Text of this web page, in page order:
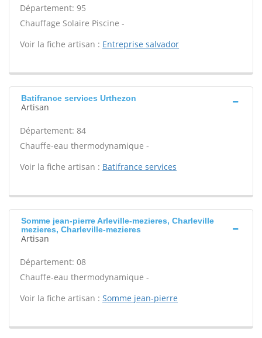
Département: 95
Chauffage Solaire Piscine -
Voir la fiche artisan : Entreprise salvador
Batifrance services Urthezon
Artisan
Département: 84
Chauffe-eau thermodynamique -
Voir la fiche artisan : Batifrance services
Somme jean-pierre Arleville-mezieres, Charleville
mezieres, Charleville-mezieres
Artisan
Département: 08
Chauffe-eau thermodynamique -
Voir la fiche artisan : Somme jean-pierre